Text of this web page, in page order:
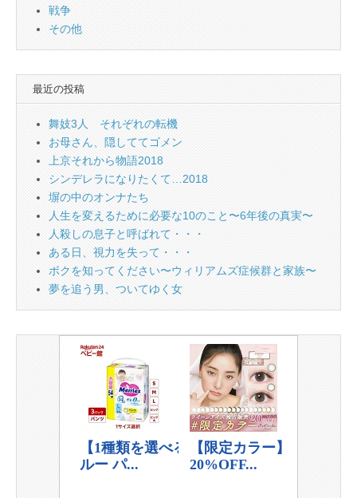
戦争
その他
最近の投稿
舞妓3人 それぞれの転機
お母さん、隠しててゴメン
上京それから物語2018
シンデレラになりたくて…2018
塀の中のオンナたち
人生を変えるために必要な10のこと〜6年後の真実〜
人殺しの息子と呼ばれて・・・
ある日、視力を失って・・・
ボクを知ってください〜ウィリアムズ症候群と家族〜
夢を追う男、ついてゆく女